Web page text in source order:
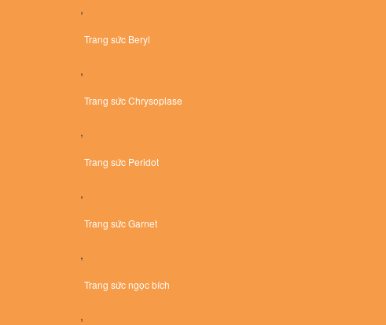
,
Trang sức Beryl
,
Trang sức Chrysoplase
,
Trang sức Peridot
,
Trang sức Garnet
,
Trang sức ngọc bích
,